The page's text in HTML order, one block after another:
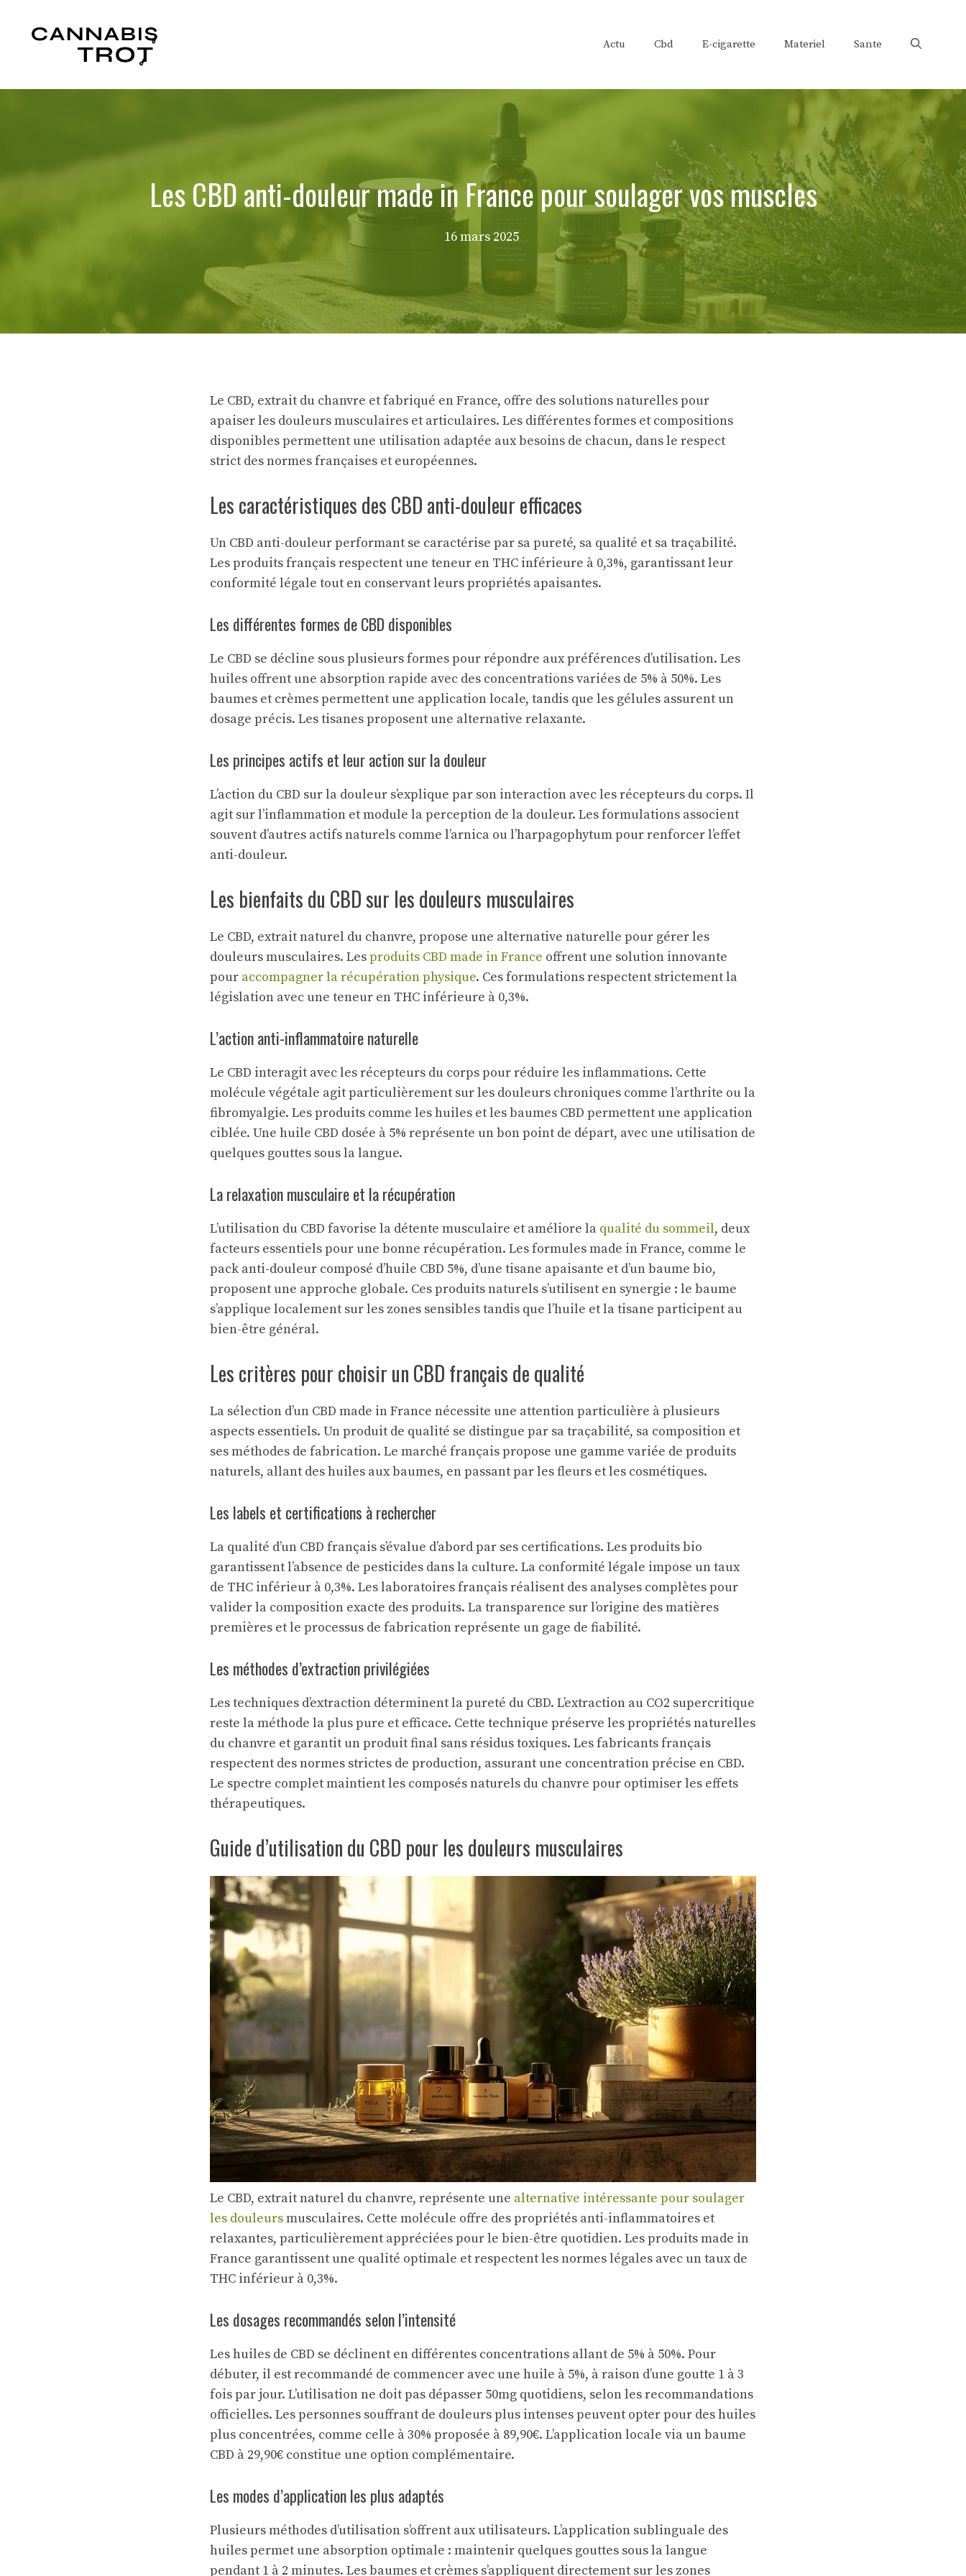
Actu Cbd E-cigarette Materiel Sante
Les CBD anti-douleur made in France pour soulager vos muscles
16 mars 2025
Le CBD, extrait du chanvre et fabriqué en France, offre des solutions naturelles pour
apaiser les douleurs musculaires et articulaires. Les différentes formes et compositions
disponibles permettent une utilisation adaptée aux besoins de chacun, dans le respect
strict des normes françaises et européennes.
Les caractéristiques des CBD anti-douleur efficaces
Un CBD anti-douleur performant se caractérise par sa pureté, sa qualité et sa traçabilité.
Les produits français respectent une teneur en THC inférieure à 0,3%, garantissant leur
conformité légale tout en conservant leurs propriétés apaisantes.
Les différentes formes de CBD disponibles
Le CBD se décline sous plusieurs formes pour répondre aux préférences d’utilisation. Les
huiles offrent une absorption rapide avec des concentrations variées de 5% à 50%. Les
baumes et crèmes permettent une application locale, tandis que les gélules assurent un
dosage précis. Les tisanes proposent une alternative relaxante.
Les principes actifs et leur action sur la douleur
L’action du CBD sur la douleur s’explique par son interaction avec les récepteurs du corps. Il
agit sur l’inflammation et module la perception de la douleur. Les formulations associent
souvent d’autres actifs naturels comme l’arnica ou l’harpagophytum pour renforcer l’effet
anti-douleur.
Les bienfaits du CBD sur les douleurs musculaires
Le CBD, extrait naturel du chanvre, propose une alternative naturelle pour gérer les
douleurs musculaires. Lesproduits CBD made in France offrent une solution innovante
pour accompagner la récupération physique. Ces formulations respectent strictement la
législation avec une teneur en THC inférieure à 0,3%.
L’action anti-inflammatoire naturelle
Le CBD interagit avec les récepteurs du corps pour réduire les inflammations. Cette
molécule végétale agit particulièrement sur les douleurs chroniques comme l’arthrite ou la
fibromyalgie. Les produits comme les huiles et les baumes CBD permettent une application
ciblée. Une huile CBD dosée à 5% représente un bon point de départ, avec une utilisation de
quelques gouttes sous la langue.
La relaxation musculaire et la récupération
L’utilisation du CBD favorise la détente musculaire et améliore la qualité du sommeil, deux
facteurs essentiels pour une bonne récupération. Les formules made in France, comme le
pack anti-douleur composé d’huile CBD 5%, d’une tisane apaisante et d’un baume bio,
proposent une approche globale. Ces produits naturels s’utilisent en synergie : le baume
s’applique localement sur les zones sensibles tandis que l’huile et la tisane participent au
bien-être général.
Les critères pour choisir un CBD français de qualité
La sélection d’un CBD made in France nécessite une attention particulière à plusieurs
aspects essentiels. Un produit de qualité se distingue par sa traçabilité, sa composition et
ses méthodes de fabrication. Le marché français propose une gamme variée de produits
naturels, allant des huiles aux baumes, en passant par les fleurs et les cosmétiques.
Les labels et certifications à rechercher
La qualité d’un CBD français s’évalue d’abord par ses certifications. Les produits bio
garantissent l’absence de pesticides dans la culture. La conformité légale impose un taux
de THC inférieur à 0,3%. Les laboratoires français réalisent des analyses complètes pour
valider la composition exacte des produits. La transparence sur l’origine des matières
premières et le processus de fabrication représente un gage de fiabilité.
Les méthodes d’extraction privilégiées
Les techniques d’extraction déterminent la pureté du CBD. L’extraction au CO2 supercritique
reste la méthode la plus pure et efficace. Cette technique préserve les propriétés naturelles
du chanvre et garantit un produit final sans résidus toxiques. Les fabricants français
respectent des normes strictes de production, assurant une concentration précise en CBD.
Le spectre complet maintient les composés naturels du chanvre pour optimiser les effets
thérapeutiques.
Guide d’utilisation du CBD pour les douleurs musculaires
Le CBD, extrait naturel du chanvre, représente une alternative intéressante pour soulager
les douleursmusculaires. Cette molécule offre des propriétés anti-inflammatoires et
relaxantes, particulièrement appréciées pour le bien-être quotidien. Les produits made in
France garantissent une qualité optimale et respectent les normes légales avec un taux de
THC inférieur à 0,3%.
Les dosages recommandés selon l’intensité
Les huiles de CBD se déclinent en différentes concentrations allant de 5% à 50%. Pour
débuter, il est recommandé de commencer avec une huile à 5%, à raison d’une goutte 1 à 3
fois par jour. L’utilisation ne doit pas dépasser 50mg quotidiens, selon les recommandations
officielles. Les personnes souffrant de douleurs plus intenses peuvent opter pour des huiles
plus concentrées, comme celle à 30% proposée à 89,90€. L’application locale via un baume
CBD à 29,90€ constitue une option complémentaire.
Les modes d’application les plus adaptés
Plusieurs méthodes d’utilisation s’offrent aux utilisateurs. L’application sublinguale des
huiles permet une absorption optimale : maintenir quelques gouttes sous la langue
pendant 1 à 2 minutes. Les baumes et crèmes s’appliquent directement sur les zones